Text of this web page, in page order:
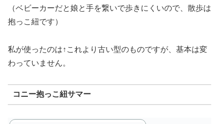
（ベビーカーだと娘と手を繋いで歩きにくいので、散歩は
抱っこ紐です）
私が使ったのは↑これより古い型のものですが、基本は変
わっていません。
コニー抱っこ紐サマー